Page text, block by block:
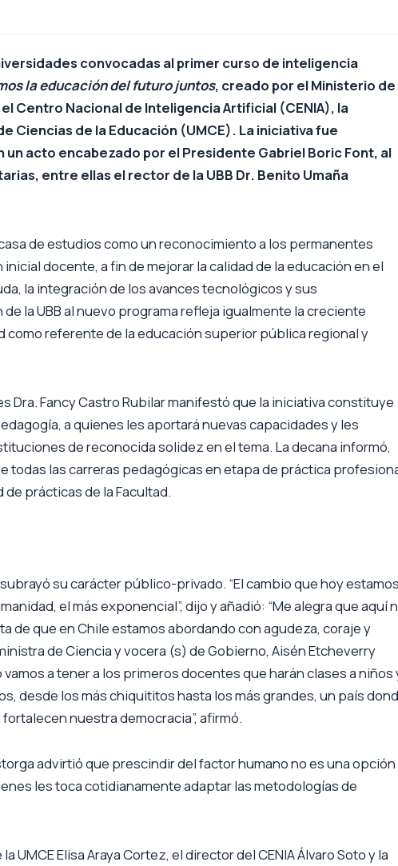
convocadas al primer curso de inteligencia
la educación del futuro juntos, creado por el Ministerio de
Centro Nacional de Inteligencia Artificial (CENIA), la
Ciencias de la Educación (UMCE). La iniciativa fue
acto encabezado por el Presidente Gabriel Boric Font, al
entre ellas el rector de la UBB Dr. Benito Umaña
de estudios como un reconocimiento a los permanentes
docente, a fin de mejorar la calidad de la educación en el
la integración de los avances tecnológicos y sus
la UBB al nuevo programa refleja igualmente la creciente
referente de la educación superior pública regional y
Dra. Fancy Castro Rubilar manifestó que la iniciativa constituye
a quienes les aportará nuevas capacidades y les
de reconocida solidez en el tema. La decana informó,
todas las carreras pedagógicas en etapa de práctica
prácticas de la Facultad.
su carácter público-privado. “El cambio que hoy estamos
el más exponencial”, dijo y añadió: “Me alegra que aquí
de que en Chile estamos abordando con agudeza, coraje y
de Ciencia y vocera (s) de Gobierno, Aisén Etcheverry
a tener a los primeros docentes que harán clases a niños
desde los más chiquititos hasta los más grandes, un país
nuestra democracia”, afirmó.
advirtió que prescindir del factor humano no es una opción
les toca cotidianamente adaptar las metodologías de
Elisa Araya Cortez, el director del CENIA Álvaro Soto y la